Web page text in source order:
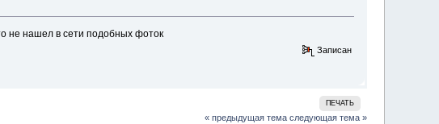
не нашел в сети подобных фоток
Записан
ПЕЧАТЬ
« предыдущая тема следующая тема »